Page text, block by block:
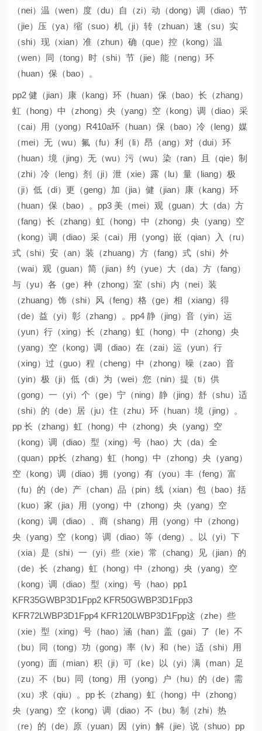
（nei）温（wen）度（du）自（zi）动（dong）调（diao）节
（jie）压（ya）缩（suo）机（ji）转（zhuan）速（su）实
（shi）现（xian）准（zhun）确（que）控（kong）温
（wen）同（tong）时（shi）节（jie）能（neng）环
（huan）保（bao）。
pp2 健（jian）康（kang）环（huan）保（bao）长（zhang）
虹（hong）中（zhong）央（yang）空（kong）调（diao）采
（cai）用（yong）R410a环（huan）保（bao）冷（leng）媒
（mei）无（wu）氟（fu）利（li）昂（ang）对（dui）环
（huan）境（jing）无（wu）污（wu）染（ran）且（qie）制
（zhi）冷（leng）剂（ji）泄（xie）露（lu）量（liang）极
（ji）低（di）更（geng）加（jia）健（jian）康（kang）环
（huan）保（bao）。pp3 美（mei）观（guan）大（da）方
（fang）长（zhang）虹（hong）中（zhong）央（yang）空
（kong）调（diao）采（cai）用（yong）嵌（qian）入（ru）
式（shi）安（an）装（zhuang）方（fang）式（shi）外
（wai）观（guan）简（jian）约（yue）大（da）方（fang）
与（yu）各（ge）种（zhong）室（shi）内（nei）装
（zhuang）饰（shi）风（feng）格（ge）相（xiang）得
（de）益（yi）彰（zhang）。pp4 静（jing）音（yin）运
（yun）行（xing）长（zhang）虹（hong）中（zhong）央
（yang）空（kong）调（diao）在（zai）运（yun）行
（xing）过（guo）程（cheng）中（zhong）噪（zao）音
（yin）极（ji）低（di）为（wei）您（nin）提（ti）供
（gong）一（yi）个（ge）宁（ning）静（jing）舒（shu）适
（shi）的（de）居（ju）住（zhu）环（huan）境（jing）。
pp 长（zhang）虹（hong）中（zhong）央（yang）空
（kong）调（diao）型（xing）号（hao）大（da）全
（quan）pp长（zhang）虹（hong）中（zhong）央（yang）
空（kong）调（diao）拥（yong）有（you）丰（feng）富
（fu）的（de）产（chan）品（pin）线（xian）包（bao）括
（kuo）家（jia）用（yong）中（zhong）央（yang）空
（kong）调（diao）、商（shang）用（yong）中（zhong）
央（yang）空（kong）调（diao）等（deng）。以（yi）下
（xia）是（shi）一（yi）些（xie）常（chang）见（jian）的
（de）长（zhang）虹（hong）中（zhong）央（yang）空
（kong）调（diao）型（xing）号（hao）pp1
KFR35GWBP3D1Fpp2 KFR50GWBP3D1Fpp3
KFR72LWBP3D1Fpp4 KFR120LWBP3D1Fpp这（zhe）些
（xie）型（xing）号（hao）涵（han）盖（gai）了（le）不
（bu）同（tong）功（gong）率（lv）和（he）适（shi）用
（yong）面（mian）积（ji）可（ke）以（yi）满（man）足
（zu）不（bu）同（tong）用（yong）户（hu）的（de）需
（xu）求（qiu）。pp 长（zhang）虹（hong）中（zhong）
央（yang）空（kong）调（diao）不（bu）制（zhi）热
（re）的（de）原（yuan）因（yin）解（jie）说（shuo）pp